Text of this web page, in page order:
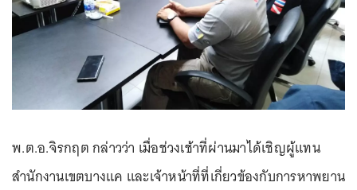
พ.ต.อ.จิรกฤต กล่าวว่า เมื่อช่วงเช้าที่ผ่านมาได้เชิญผู้แทน
สำนักงานเขตบางแค และเจ้าหน้าที่ที่เกี่ยวข้องกับการหาพยาน